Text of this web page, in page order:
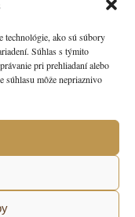
technológie, ako sú súbory
Súhlas s týmito
pri prehliadaní alebo
súhlasu môže nepriaznivo